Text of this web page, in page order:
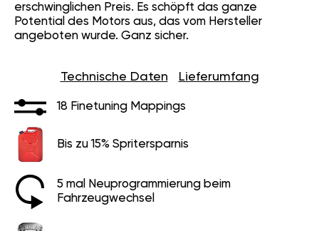
erschwinglichen Preis. Es schöpft das ganze
Potential des Motors aus, das vom Hersteller
angeboten wurde. Ganz sicher.
Technische Daten Lieferumfang
18 Finetuning Mappings
Bis zu 15% Spritersparnis
5 mal Neuprogrammierung beim
Fahrzeugwechsel